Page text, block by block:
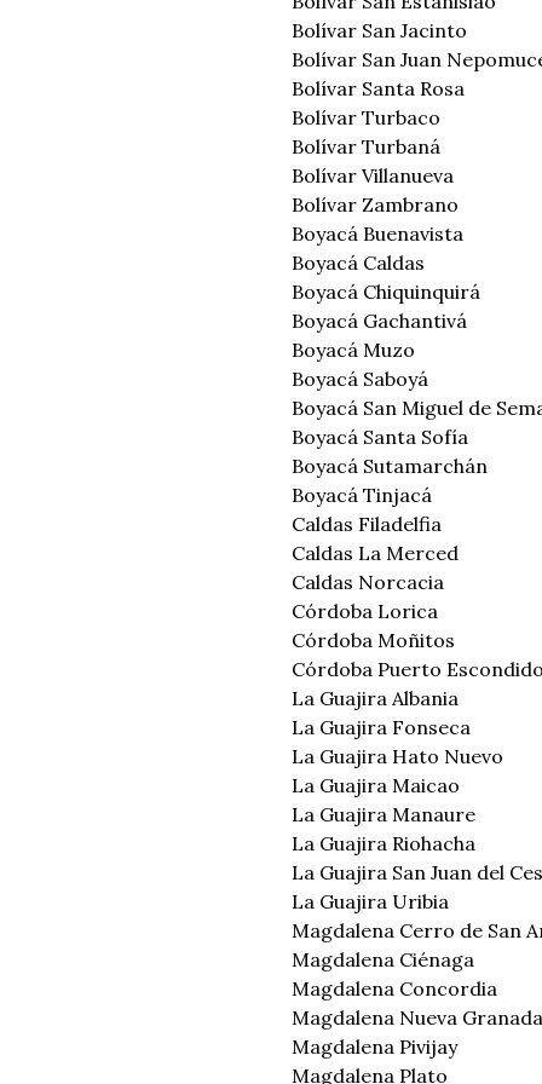
Bolívar San Jacinto
Bolívar San Juan
Bolívar Santa Rosa
Bolívar Turbaco
Bolívar Turbaná
Bolívar Villanueva
Bolívar Zambrano
Boyacá Buenavista
Boyacá Caldas
Boyacá Chiquinquirá
Boyacá Gachantivá
Boyacá Muzo
Boyacá Saboyá
Boyacá San Miguel de
Boyacá Santa Sofía
Boyacá Sutamarchán
Boyacá Tinjacá
Caldas Filadelfia
Caldas La Merced
Caldas Norcacia
Córdoba Lorica
Córdoba Moñitos
Córdoba Puerto Escondido
La Guajira Albania
La Guajira Fonseca
La Guajira Hato Nuevo
La Guajira Maicao
La Guajira Manaure
La Guajira Riohacha
La Guajira San Juan del
La Guajira Uribia
Magdalena Cerro de San
Magdalena Ciénaga
Magdalena Concordia
Magdalena Nueva Granada
Magdalena Pivijay
Magdalena Plato